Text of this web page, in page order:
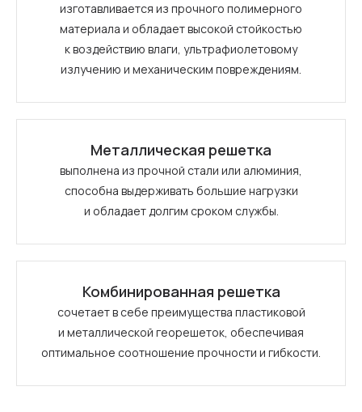
изготавливается из прочного полимерного
материала и обладает высокой стойкостью
к воздействию влаги, ультрафиолетовому
излучению и механическим повреждениям.
Металлическая решетка
выполнена из прочной стали или алюминия,
способна выдерживать большие нагрузки
и обладает долгим сроком службы.
Комбинированная решетка
сочетает в себе преимущества пластиковой
и металлической георешеток, обеспечивая
оптимальное соотношение прочности и гибкости.